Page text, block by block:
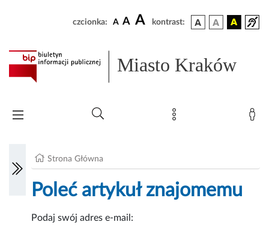
czcionka: A A A kontrast:
Miasto Kraków
Strona Główna
Poleć artykuł znajomemu
Podaj swój adres e-mail: